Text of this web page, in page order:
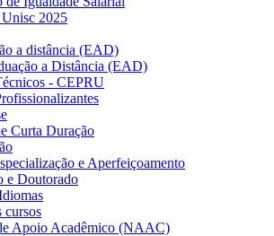
2025
a distância (EAD)
a Distância (EAD)
- CEPRU
Curta Duração
e Aperfeiçoamento
e Doutorado
cursos
Apoio Acadêmico (NAAC)